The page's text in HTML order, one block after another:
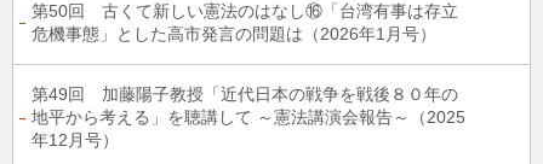
第50回 古くて新しい憲法のはなし⑯「台湾有事は存立
危機事態」とした高市発言の問題は（2026年1月号）
第49回 加藤陽子教授「近代日本の戦争を戦後８０年の
地平から考える」を聴講して ～憲法講演会報告～（2025
年12月号）